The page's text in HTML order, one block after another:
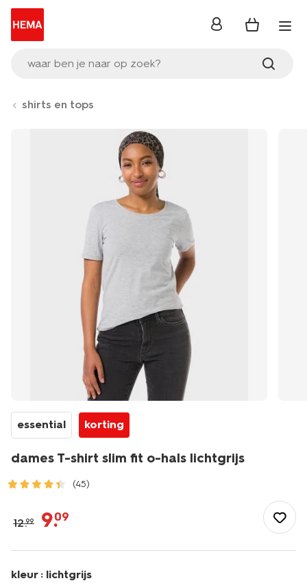
waar ben je naar op zoek?
inloggen
shirts en tops
essential korting
dames T-shirt slim fit o-hals lichtgrijs
(45)
tops/dames-
t-
slim-
fit-
12.99 9.09
kleur : lichtgrijs